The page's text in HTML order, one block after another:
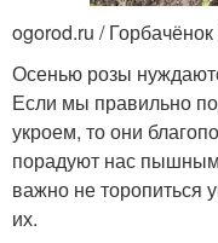
ogorod.ru /
Осенью розы
Если мы правильно
укроем, то они
порадуют нас
важно не торопиться
их.